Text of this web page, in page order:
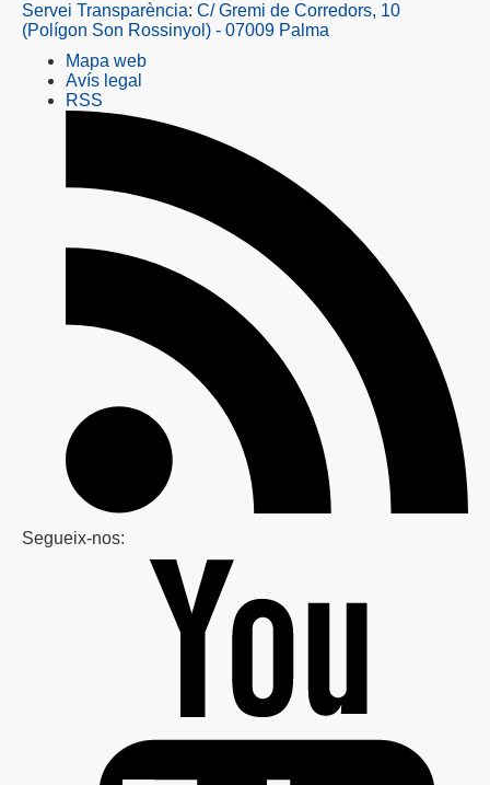
Servei Transparència: C/ Gremi de Corredors, 10
(Polígon Son Rossinyol) - 07009 Palma
Mapa web
Avís legal
RSS
Segueix-nos: